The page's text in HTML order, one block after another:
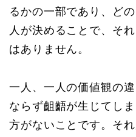
るかの一部であり、ど
人が決めることで、そ
はありません。
一人、一人の価値観の
ならず齟齬が生じてし
方がないことです。そ